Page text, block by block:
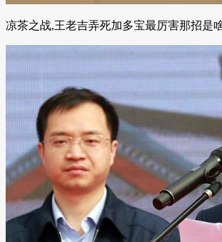
凉茶之战,王老吉弄死加多宝最厉害那招是